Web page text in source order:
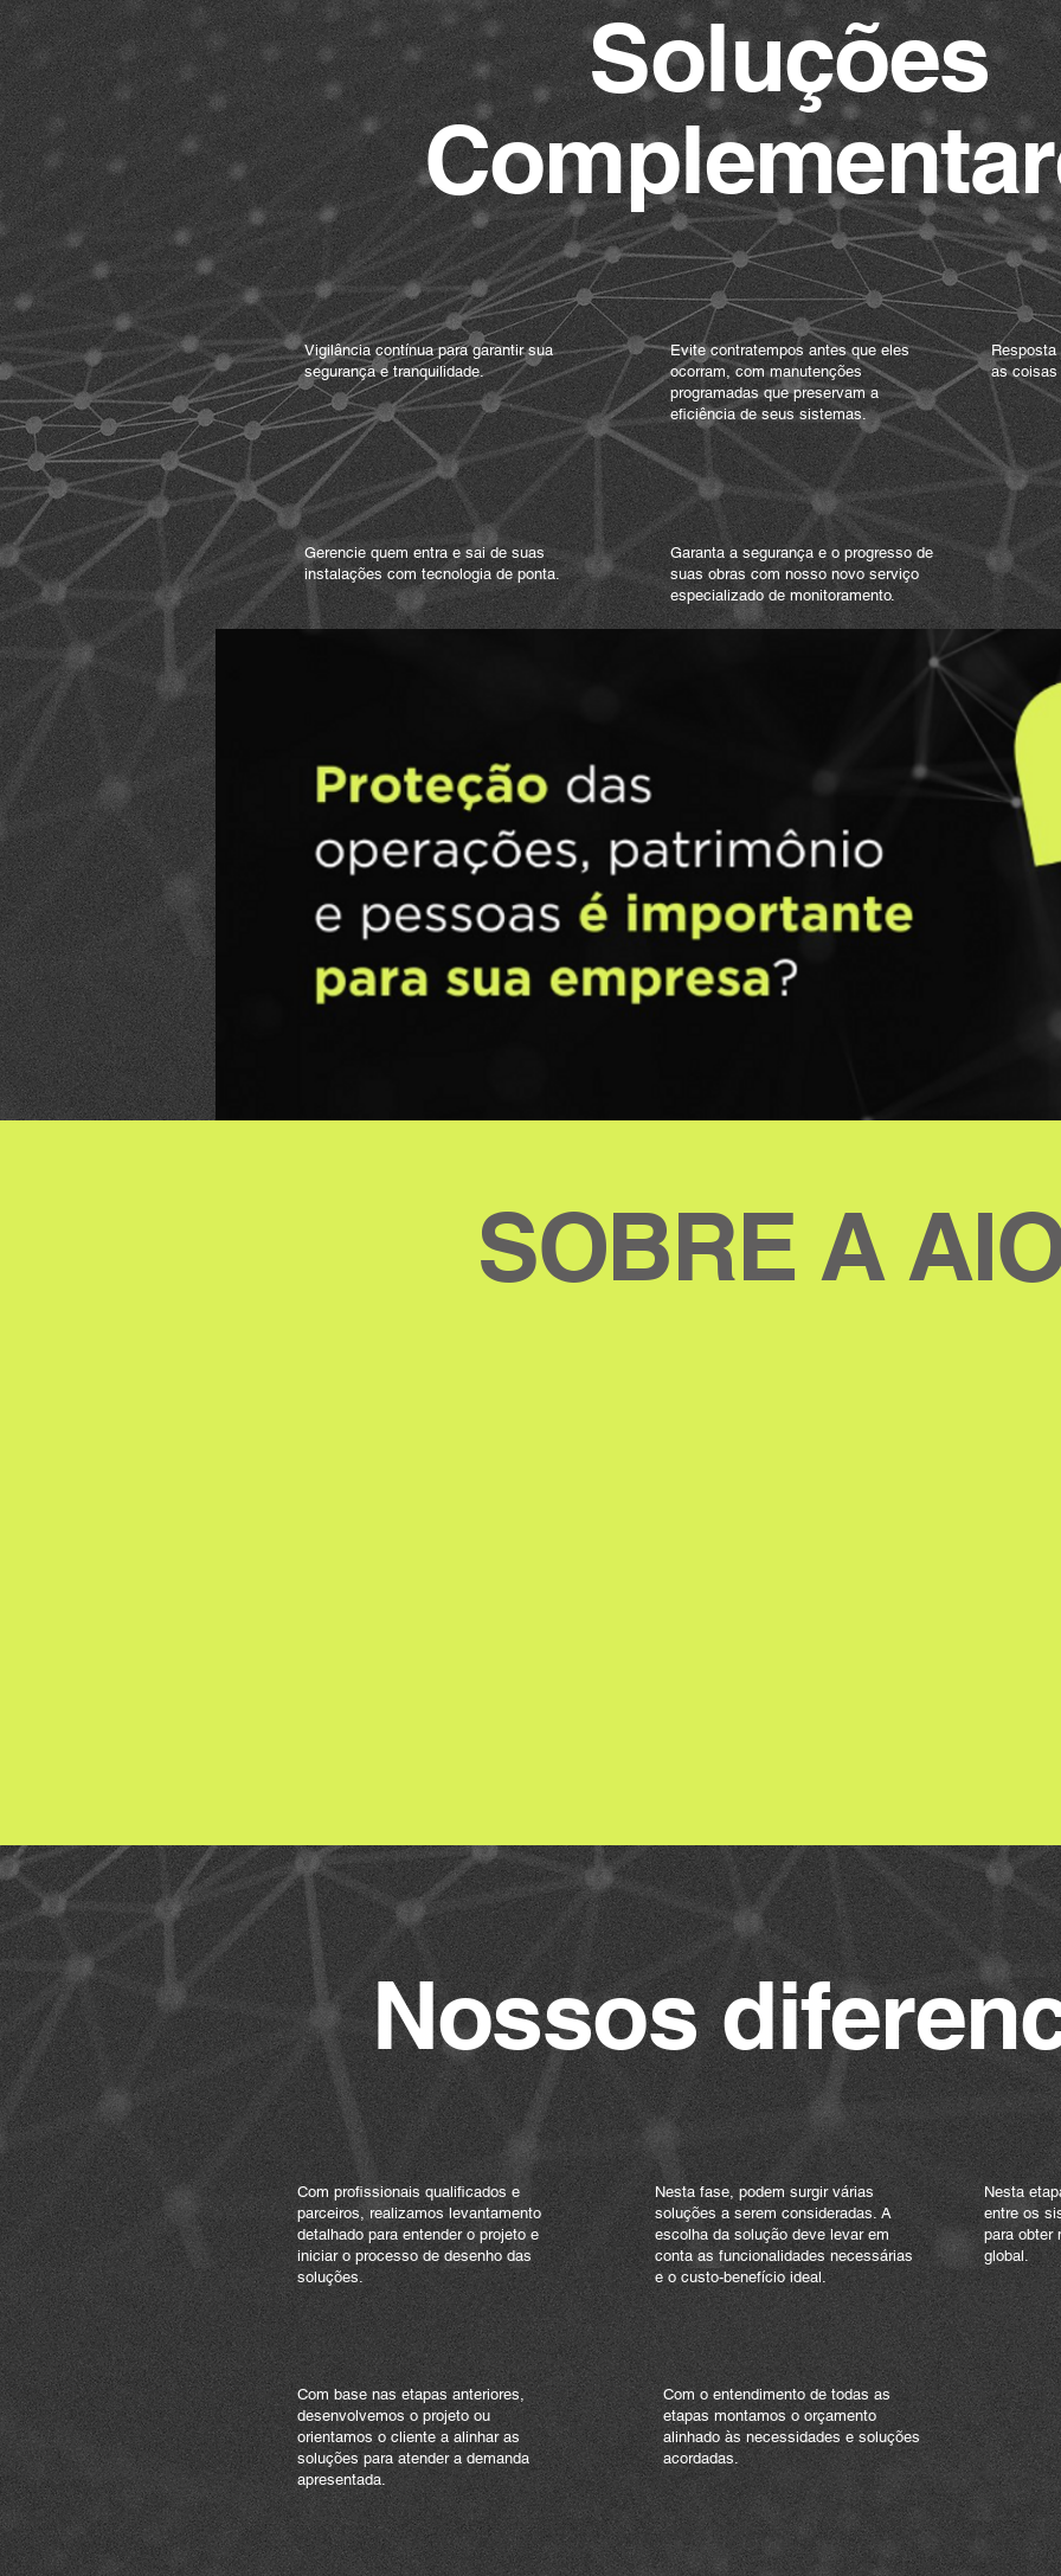
Soluções
01 / Monitoramento de
CFTV
Vigilância contínua para garantir sua
segurança e tranquilidade.
02 / Manutenção
preventiva
Evite contratempos antes que eles
ocorram, com manutenções
programadas que preservam a
eficiência de seus sistemas.
03 /
Resposta
as coisas
04 / Controle de
acesso
Gerencie quem entra e sai de suas
instalações com tecnologia de ponta.
05 / Monitoramento
de obras
Garanta a segurança e o progresso de
suas obras com nosso novo serviço
especializado de monitoramento.
SOBRE A
Nossos
01 / Avaliação
Com profissionais qualificados e
parceiros, realizamos levantamento
detalhado para entender o projeto e
iniciar o processo de desenho das
soluções.
04 / Projeto
Com base nas etapas anteriores,
desenvolvemos o projeto ou
orientamos o cliente a alinhar as
soluções para atender a demanda
apresentada.
02 / Definição
Nesta fase, podem surgir várias
soluções a serem consideradas. A
escolha da solução deve levar em
conta as funcionalidades necessárias
e o custo-benefício ideal.
03 /
Nesta
entre os
para obter
global.
05 / Orçamento
Com o entendimento de todas as
etapas montamos o orçamento
alinhado às necessidades e soluções
acordadas.